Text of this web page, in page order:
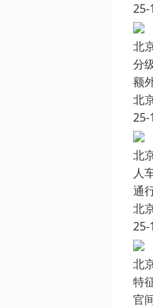
25-
北
分
额
北
25-
北
人
通
北
25-
北
特
官